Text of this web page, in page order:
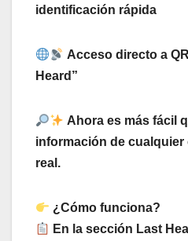
identificación rápida
Acceso directo a
Heard”
Ahora es más fácil
información de
real.
¿Cómo funciona?
En la sección Last